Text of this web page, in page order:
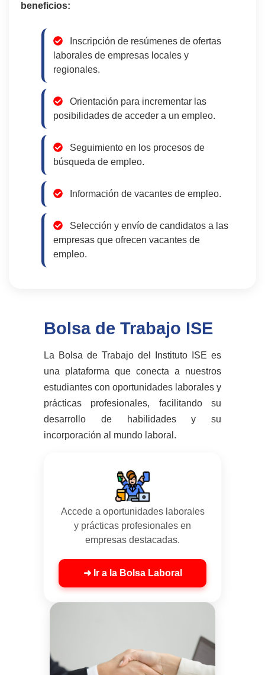
beneficios:
Inscripción de resúmenes de ofertas
laborales de empresas locales y
regionales.
Orientación para incrementar las
posibilidades de acceder a un empleo.
Seguimiento en los procesos de
búsqueda de empleo.
Información de vacantes de empleo.
Selección y envío de candidatos a las
empresas que ofrecen vacantes de
empleo.
Bolsa de Trabajo ISE
La Bolsa de Trabajo del Instituto ISE es
una plataforma que conecta a nuestros
estudiantes con oportunidades laborales y
prácticas profesionales, facilitando su
desarrollo de habilidades y su
incorporación al mundo laboral.
Accede a oportunidades laborales
y prácticas profesionales en
empresas destacadas.
➜ Ir a la Bolsa Laboral